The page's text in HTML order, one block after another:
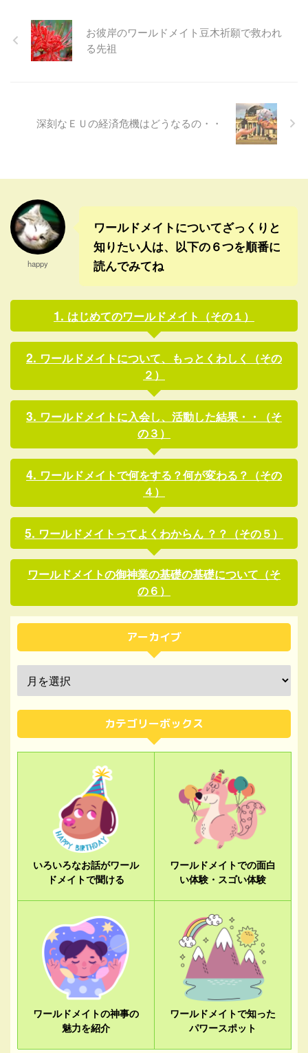
い立地だったけどね〜。 ┌(￣
◇￣；)┐ きっと、神様が今日
まで秘めおかれた秘境だった
れていたように、「ジャバ
そのジャバラについての特集
が載って ...
けど、神事中にタイミングと
内容が見事というしかない証
ど。 でも奇跡的な確率のこと
が連続しておきると、神いま
すワールドメイトの神事であ
お彼岸のワールドメイト豆木祈願で救われ
る先祖
深刻なＥＵの経済危機はどうなるの・・
happy
ワールドメイトについてざっくりと
知りたい人は、以下の６つを順番に
読んでみてね
はじめてのワールドメイト（その１）
ワールドメイトについて、もっとくわしく（その
２）
ワールドメイトに入会し、活動した結果・・（そ
の３）
ワールドメイトで何をする？何が変わる？（その
４）
ワールドメイトってよくわからん ？？（その５）
ワールドメイトの御神業の基礎の基礎について（そ
の６）
アーカイブ
カテゴリーボックス
いろいろなお話がワール
ドメイトで聞ける
ワールドメイトでの面白
い体験・スゴい体験
ワールドメイトの神事の
魅力を紹介
ワールドメイトで知った
パワースポット